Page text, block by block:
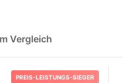
Vergleich
PREIS-LEISTUNGS-SIEGER